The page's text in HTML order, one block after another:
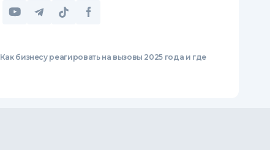
Как бизнесу реагировать на вызовы 2025 года и где